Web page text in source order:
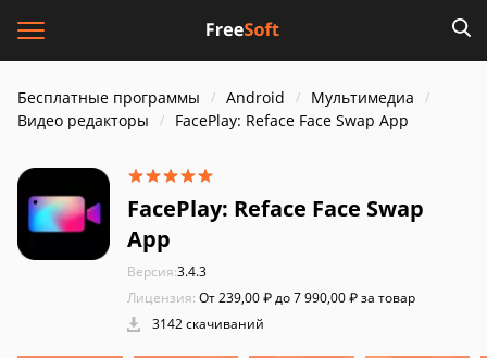
Бесплатные программы Android
Мультимедиа
Видео редакторы
FacePlay: Reface Face Swap App
FacePlay: Reface Face Swap
App
Версия:3.4.3
Лицензия: От 239,00 ₽ до 7 990,00 ₽ за товар
3142 скачиваний